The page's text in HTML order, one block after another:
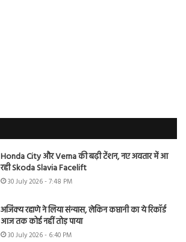
Honda City और Verna की बढ़ी टेंशन, नए अवतार में आ
रही Skoda Slavia Facelift
30 July 2026 - 7:48 PM
अजिंक्य रहाणे ने लिया संन्यास, लेकिन कप्तानी का ये रिकॉर्ड
आज तक कोई नहीं तोड़ पाया
30 July 2026 - 6:40 PM